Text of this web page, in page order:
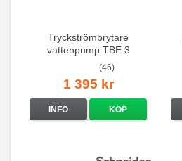
Tryckströmbrytare
vattenpump TBE 3
(46)
1 395 kr
INFO KÖP